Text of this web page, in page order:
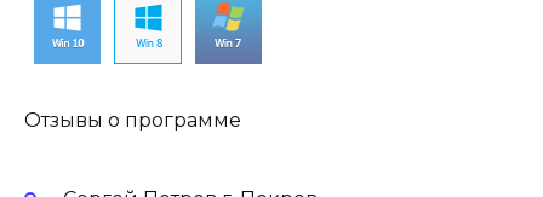
Отзывы о программе